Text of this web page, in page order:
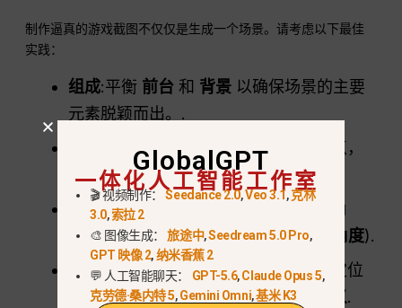
制作逼真的游戏截图不仅仅是生成一个场景。请考虑以下最佳
实践：
组成:平衡 前台 和 背景 以确保场景的主要
元素脱颖而出。.
:有效利用灯光营造深度，突出重点，
唤起适当的情绪。.
摄像机角度
:为场景选择一个自然的视角
（例如，在......）、,齐眼,高角度, 低角度).
详细信息:确保反射、天气效果和角色定位
等小元素对整体效果做出贡献现实主义.
GlobalGPT
一体化人工智能工作室
🎬 视频制作：Seedance 2.0,Veo 3.1,克林
3.0,索拉 2
🎨 图像生成：旅途中,Seedream 5.0 Pro,
GPT 映像 2,纳米香蕉 2
💬 人工智能聊天： GPT-5.6,Claude Opus 5,
克劳德·桑内特 5,Gemini Omni,基米 K3